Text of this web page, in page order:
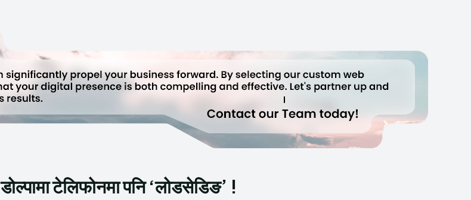
डोल्पामा टेलिफोनमा पनि ‘लोडसेडिङ’ !